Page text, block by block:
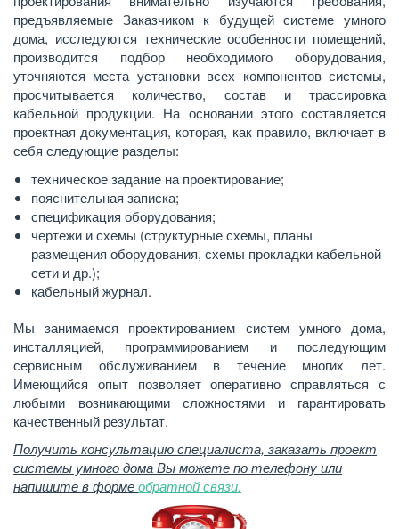
предъявляемые Заказчиком к будущей системе умного
дома, исследуются технические особенности помещений,
производится подбор необходимого оборудования,
уточняются места установки всех компонентов системы,
просчитывается количество, состав и трассировка
кабельной продукции. На основании этого составляется
проектная документация, которая, как правило, включает в
себя следующие разделы:
техническое задание на проектирование;
пояснительная записка;
спецификация оборудования;
чертежи и схемы (структурные схемы, планы
размещения оборудования, схемы прокладки кабельной
сети и др.);
кабельный журнал.
Мы занимаемся проектированием систем умного дома,
инсталляцией, программированием и последующим
сервисным обслуживанием в течение многих лет.
Имеющийся опыт позволяет оперативно справляться с
любыми возникающими сложностями и гарантировать
качественный результат.
Получить консультацию специалиста, заказать проект
системы умного дома Вы можете по телефону или
напишите в формеобратной связи.